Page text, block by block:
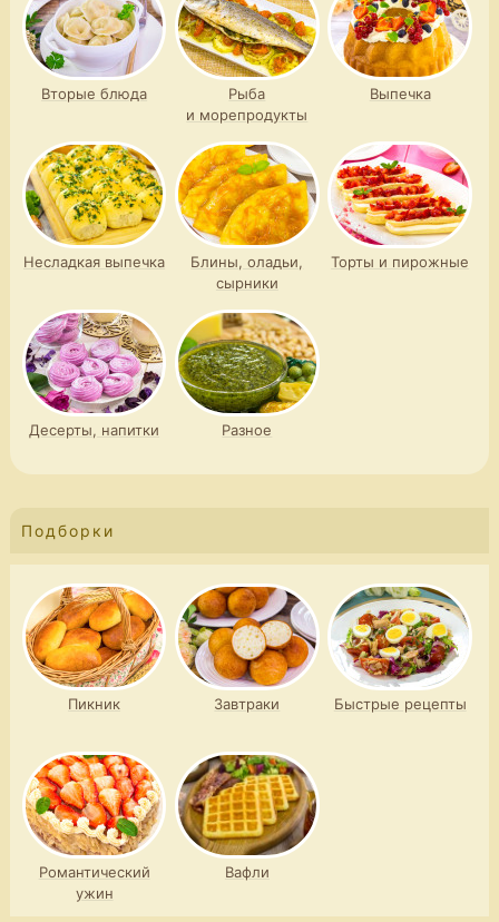
Вторые блюда
Рыба
и морепродукты
Выпечка
Несладкая выпечка
Блины, оладьи,
сырники
Торты и пирожные
Десерты, напитки Разное
Подборки
Пикник Завтраки Быстрые рецепты
Романтический
ужин
Вафли